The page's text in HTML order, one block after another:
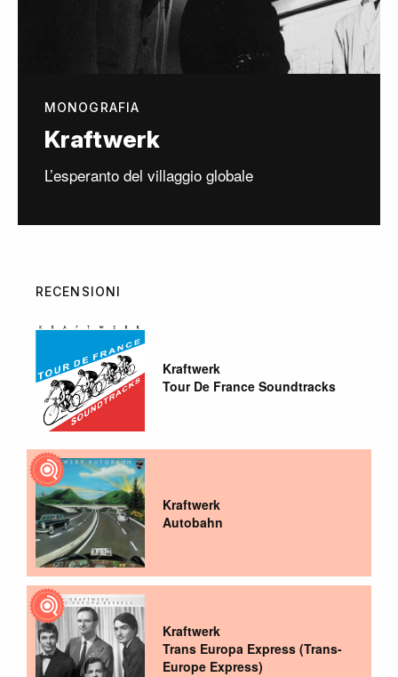
MONOGRAFIA
Kraftwerk
L’esperanto del villaggio globale
RECENSIONI
Kraftwerk
Tour De France Soundtracks
Kraftwerk
Autobahn
Kraftwerk
Trans Europa Express (Trans-
Europe Express)